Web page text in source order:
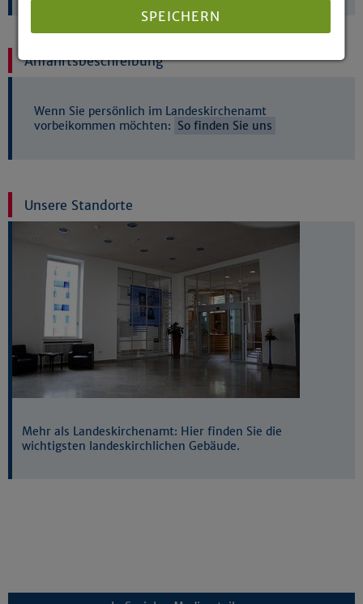
Anfahrtsbeschreibung
Wenn Sie persönlich im Landeskirchenamt
vorbeikommen möchten: So finden Sie uns
Unsere Standorte
Mehr als Landeskirchenamt: Hier finden Sie die
wichtigsten landeskirchlichen Gebäude.
SPEICHERN
Details anzeigen